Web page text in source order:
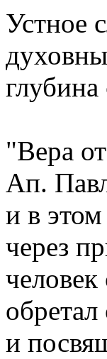
Устное
"Вера
Ап.
и в
через
и